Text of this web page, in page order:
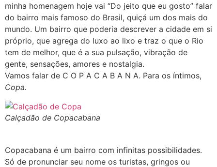
minha homenagem hoje vai “Do jeito que eu gosto” falar
do bairro mais famoso do Brasil, quiçá um dos mais do
mundo. Um bairro que poderia descrever a cidade em si
próprio, que agrega do luxo ao lixo e traz o que o Rio
tem de melhor, que é a sua pulsação, vibração de
gente, sensações, amores e nostalgia.
Vamos falar de C O P A C A B A N A. Para os íntimos,
Copa.
Calçadão de Copacabana
Copacabana é um bairro com infinitas possibilidades.
Só de pronunciar seu nome os turistas, gringos ou